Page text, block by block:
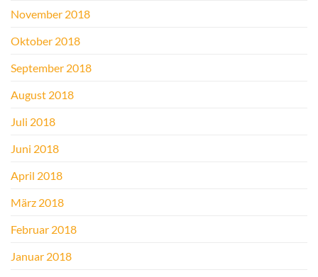
November 2018
Oktober 2018
September 2018
August 2018
Juli 2018
Juni 2018
April 2018
März 2018
Februar 2018
Januar 2018